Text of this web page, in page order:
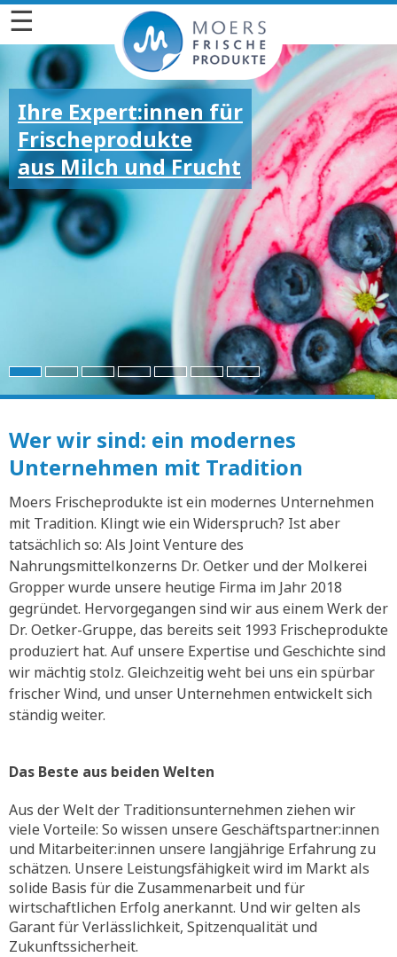
☰
Ihre Expert:innen für
Frischeprodukte
aus Milch und Frucht
Wer wir sind: ein modernes
Unternehmen mit Tradition
Moers Frischeprodukte ist ein modernes Unternehmen
mit Tradition. Klingt wie ein Widerspruch? Ist aber
tatsächlich so: Als Joint Venture des
Nahrungsmittelkonzerns Dr. Oetker und der Molkerei
Gropper wurde unsere heutige Firma im Jahr 2018
gegründet. Hervorgegangen sind wir aus einem Werk der
Dr. Oetker-Gruppe, das bereits seit 1993 Frischeprodukte
produziert hat. Auf unsere Expertise und Geschichte sind
wir mächtig stolz. Gleichzeitig weht bei uns ein spürbar
frischer Wind, und unser Unternehmen entwickelt sich
ständig weiter.
Das Beste aus beiden Welten
Aus der Welt der Traditionsunternehmen ziehen wir
viele Vorteile: So wissen unsere Geschäftspartner:innen
und Mitarbeiter:innen unsere langjährige Erfahrung zu
schätzen. Unsere Leistungsfähigkeit wird im Markt als
solide Basis für die Zusammenarbeit und für
wirtschaftlichen Erfolg anerkannt. Und wir gelten als
Garant für Verlässlichkeit, Spitzenqualität und
Zukunftssicherheit.